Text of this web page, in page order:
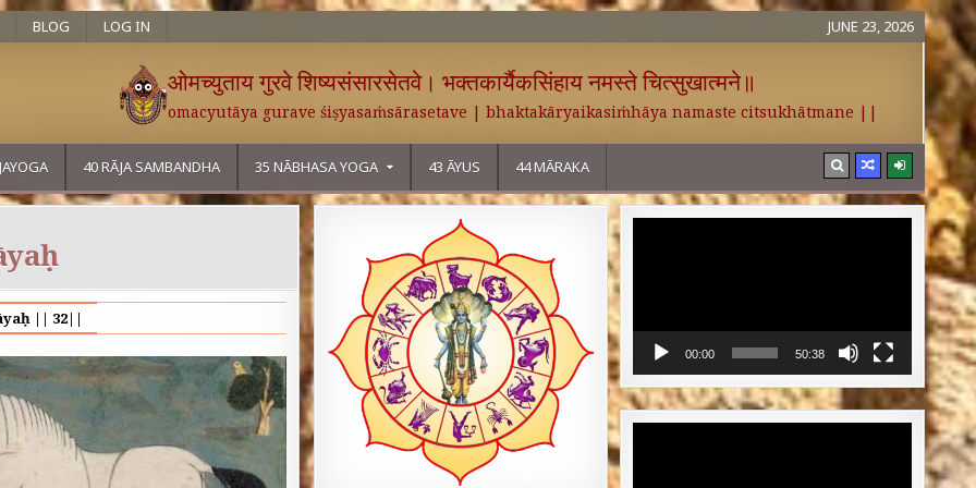
BLOG LOG IN JUNE 23, 2026
ओमच्युताय गुरवे शिष्यसंसारसेतवे। भक्तकार्यैकसिंहाय नमस्ते चित्सुखात्मने॥
omacyutāya gurave śiṣyasaṁsārasetave | bhaktakāryaikasiṁhāya namaste citsukhātmane ||
40 RĀJA SAMBANDHA 35 NĀBHASA YOGA 43 ĀYUS 44 MĀRAKA
|| 32||
00:00 50:38